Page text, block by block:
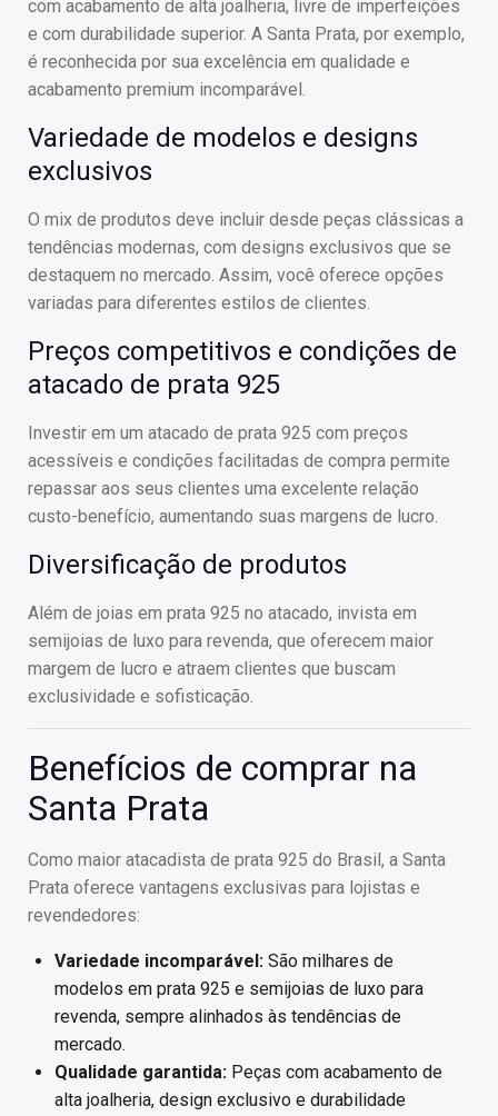
com acabamento de alta joalheria, livre de imperfeições
e com durabilidade superior. A Santa Prata, por exemplo,
é reconhecida por sua excelência em qualidade e
acabamento premium incomparável.
Variedade de modelos e designs
exclusivos
O mix de produtos deve incluir desde peças clássicas a
tendências modernas, com designs exclusivos que se
destaquem no mercado. Assim, você oferece opções
variadas para diferentes estilos de clientes.
Preços competitivos e condições de
atacado de prata 925
Investir em um atacado de prata 925 com preços
acessíveis e condições facilitadas de compra permite
repassar aos seus clientes uma excelente relação
custo-benefício, aumentando suas margens de lucro.
Diversificação de produtos
Além de joias em prata 925 no atacado, invista em
semijoias de luxo para revenda, que oferecem maior
margem de lucro e atraem clientes que buscam
exclusividade e sofisticação.
Benefícios de comprar na
Santa Prata
Como maior atacadista de prata 925 do Brasil, a Santa
Prata oferece vantagens exclusivas para lojistas e
revendedores:
Variedade incomparável: São milhares de
modelos em prata 925 e semijoias de luxo para
revenda, sempre alinhados às tendências de
mercado.
Qualidade garantida: Peças com acabamento de
alta joalheria, design exclusivo e durabilidade